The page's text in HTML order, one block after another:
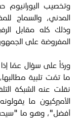
وتخصيب اليورانيوم
المدني، والسماح
وذلك كله مقابل
المفروضة على
وردّاً على سؤال عمّا إذا
ما تمّت تلبية
نقلت عنه الشبكة
الأميركيون ما
أفضل"، وهو ما